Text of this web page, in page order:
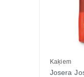
Kaķiem
Josera